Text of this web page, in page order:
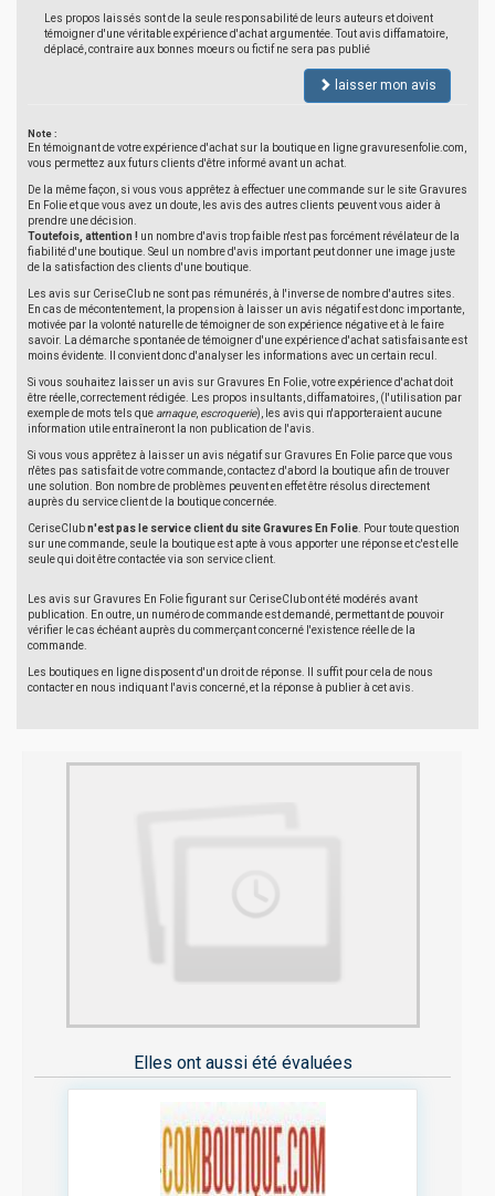
Les propos laissés sont de la seule responsabilité de leurs auteurs et doivent
témoigner d'une véritable expérience d'achat argumentée. Tout avis diffamatoire,
déplacé, contraire aux bonnes moeurs ou fictif ne sera pas publié
laisser mon avis
Note :
En témoignant de votre expérience d'achat sur la boutique en ligne gravuresenfolie.com,
vous permettez aux futurs clients d'être informé avant un achat.
De la même façon, si vous vous apprêtez à effectuer une commande sur le site Gravures
En Folie et que vous avez un doute, les avis des autres clients peuvent vous aider à
prendre une décision.
Toutefois, attention ! un nombre d'avis trop faible n'est pas forcément révélateur de la
fiabilité d'une boutique. Seul un nombre d'avis important peut donner une image juste
de la satisfaction des clients d'une boutique.
Les avis sur CeriseClub ne sont pas rémunérés, à l'inverse de nombre d'autres sites.
En cas de mécontentement, la propension à laisser un avis négatif est donc importante,
motivée par la volonté naturelle de témoigner de son expérience négative et à le faire
savoir. La démarche spontanée de témoigner d'une expérience d'achat satisfaisante est
moins évidente. Il convient donc d'analyser les informations avec un certain recul.
Si vous souhaitez laisser un avis sur Gravures En Folie, votre expérience d'achat doit
être réelle, correctement rédigée. Les propos insultants, diffamatoires, (l'utilisation par
exemple de mots tels que arnaque, escroquerie), les avis qui n'apporteraient aucune
information utile entraîneront la non publication de l'avis.
Si vous vous apprêtez à laisser un avis négatif sur Gravures En Folie parce que vous
n'êtes pas satisfait de votre commande, contactez d'abord la boutique afin de trouver
une solution. Bon nombre de problèmes peuvent en effet être résolus directement
auprès du service client de la boutique concernée.
CeriseClubn'est pas le service client du site Gravures En Folie . Pour toute question
sur une commande, seule la boutique est apte à vous apporter une réponse et c'est elle
seule qui doit être contactée via son service client.
Les avis sur Gravures En Folie figurant sur CeriseClub ont été modérés avant
publication. En outre, un numéro de commande est demandé, permettant de pouvoir
vérifier le cas échéant auprès du commerçant concerné l'existence réelle de la
commande.
Les boutiques en ligne disposent d'un droit de réponse. Il suffit pour cela de nous
contacter en nous indiquant l'avis concerné, et la réponse à publier à cet avis.
Elles ont aussi été évaluées